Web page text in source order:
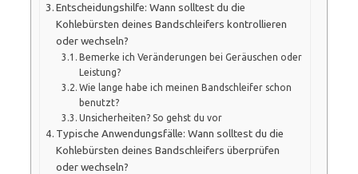
Entscheidungshilfe: Wann solltest du die
Kohlebürsten deines Bandschleifers kontrollieren
oder wechseln?
Bemerke ich Veränderungen bei Geräuschen oder
Leistung?
Wie lange habe ich meinen Bandschleifer schon
benutzt?
Unsicherheiten? So gehst du vor
Typische Anwendungsfälle: Wann solltest du die
Kohlebürsten deines Bandschleifers überprüfen
oder wechseln?